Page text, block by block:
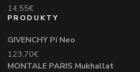
14,55€
PRODUKTY
GIVENCHY Pí Neo
123,70€
MONTALE PARIS Mukhallat